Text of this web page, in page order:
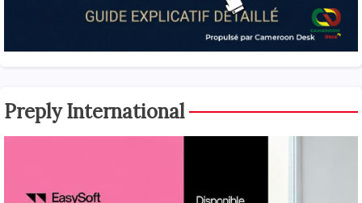
Preply International